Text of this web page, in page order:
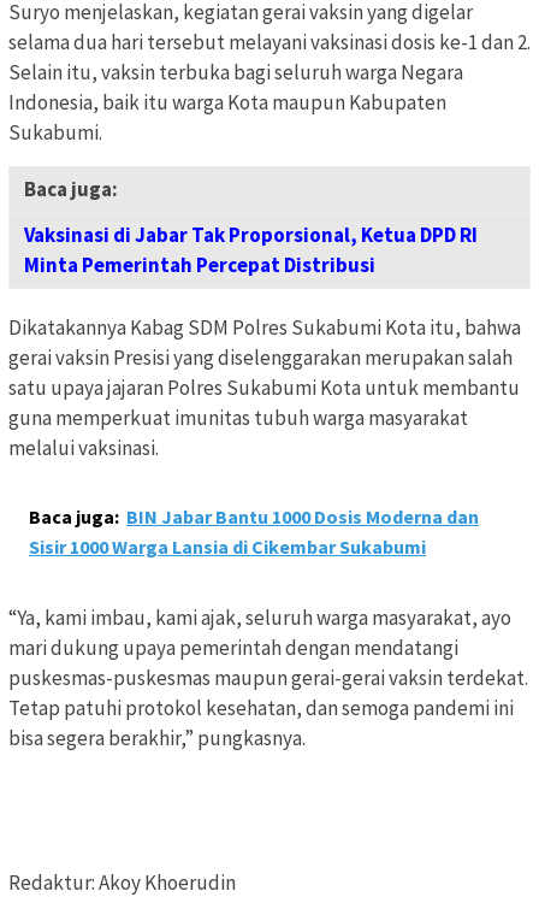
Suryo menjelaskan, kegiatan gerai vaksin yang digelar
selama dua hari tersebut melayani vaksinasi dosis ke-1 dan 2.
Selain itu, vaksin terbuka bagi seluruh warga Negara
Indonesia, baik itu warga Kota maupun Kabupaten
Sukabumi.
Baca juga:
Vaksinasi di Jabar Tak Proporsional, Ketua DPD RI
Minta Pemerintah Percepat Distribusi
Dikatakannya Kabag SDM Polres Sukabumi Kota itu, bahwa
gerai vaksin Presisi yang diselenggarakan merupakan salah
satu upaya jajaran Polres Sukabumi Kota untuk membantu
guna memperkuat imunitas tubuh warga masyarakat
melalui vaksinasi.
Baca juga: BIN Jabar Bantu 1000 Dosis Moderna dan
Sisir 1000 Warga Lansia di Cikembar Sukabumi
“Ya, kami imbau, kami ajak, seluruh warga masyarakat, ayo
mari dukung upaya pemerintah dengan mendatangi
puskesmas-puskesmas maupun gerai-gerai vaksin terdekat.
Tetap patuhi protokol kesehatan, dan semoga pandemi ini
bisa segera berakhir,” pungkasnya.
Redaktur: Akoy Khoerudin